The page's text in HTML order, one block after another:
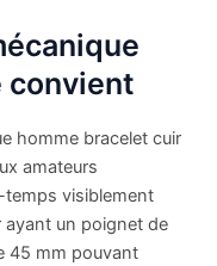
convient
homme bracelet cuir
amateurs
temps visiblement
ayant un poignet de
45 mm pouvant